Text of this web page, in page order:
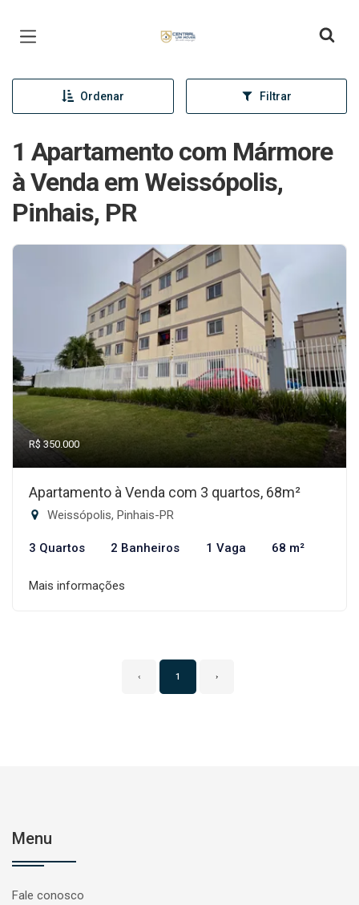
Ordenar Filtrar
1 Apartamento com Mármore
à Venda em Weissópolis,
Pinhais, PR
R$ 350.000
Apartamento à Venda com 3 quartos, 68m²
Weissópolis, Pinhais-PR
3 Quartos 2 Banheiros 1 Vaga 68 m²
Mais informações
‹ 1 ›
Menu
Fale conosco